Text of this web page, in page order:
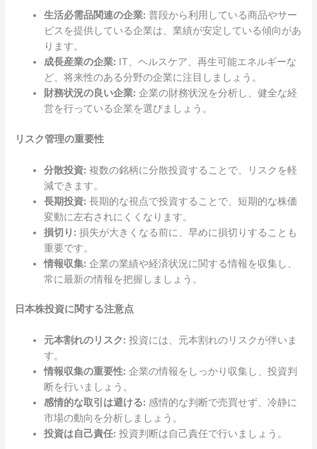
生活必需品関連の企業: 普段から利用している商品やサー
ビスを提供している企業は、業績が安定している傾向があ
ります。
成長産業の企業: IT、ヘルスケア、再生可能エネルギーな
ど、将来性のある分野の企業に注目しましょう。
財務状況の良い企業: 企業の財務状況を分析し、健全な経
営を行っている企業を選びましょう。
リスク管理の重要性
分散投資: 複数の銘柄に分散投資することで、リスクを軽
減できます。
長期投資: 長期的な視点で投資することで、短期的な株価
変動に左右されにくくなります。
損切り: 損失が大きくなる前に、早めに損切りすることも
重要です。
情報収集: 企業の業績や経済状況に関する情報を収集し、
常に最新の情報を把握しましょう。
日本株投資に関する注意点
元本割れのリスク: 投資には、元本割れのリスクが伴いま
す。
情報収集の重要性: 企業の情報をしっかり収集し、投資判
断を行いましょう。
感情的な取引は避ける: 感情的な判断で売買せず、冷静に
市場の動向を分析しましょう。
投資は自己責任: 投資判断は自己責任で行いましょう。